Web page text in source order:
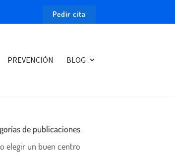
Pedir cita
PREVENCIÓN BLOG
de publicaciones
elegir un buen centro